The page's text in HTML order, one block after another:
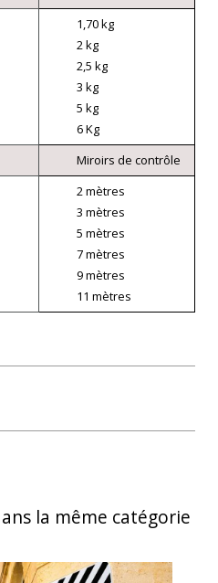
1,70 kg
2 kg
2,5 kg
3 kg
5 kg
6 Kg
Miroirs de contrôle
2 mètres
3 mètres
5 mètres
7 mètres
9 mètres
11 mètres
la même catégorie